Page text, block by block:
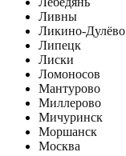
Ливны
Ликино-Дулёво
Липецк
Лиски
Ломоносов
Мантурово
Миллерово
Мичуринск
Моршанск
Москва